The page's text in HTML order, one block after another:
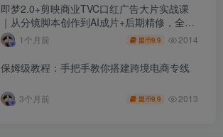
即梦2.0+剪映商业TVC口红广告大片实战课
｜从分镜脚本创作到AI成片+后期精修，全流
程打造品牌级产品广告
1个月前 盟币9.9 2014
保姆级教程：手把手教你搭建跨境电商专线
3个月前 盟币9.9 2013